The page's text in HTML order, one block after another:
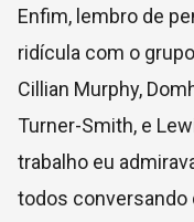
Enfim, lembro de
ridícula com o
Cillian Murphy,
Turner-Smith, e
trabalho eu
todos conversando